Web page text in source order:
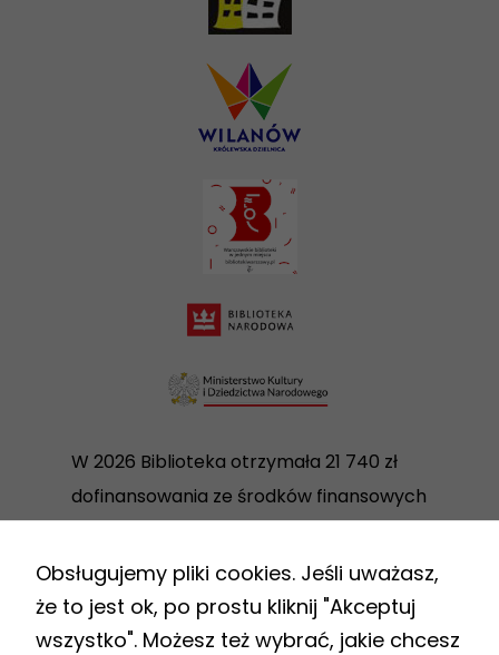
W 2026 Biblioteka otrzymała 21 740 zł
dofinansowania ze środków finansowych
Narodowego w ramach realizacji
Programu Biblioteki Narodowej „Zakup i
zdalny dostęp do nowości
Obsługujemy pliki cookies. Jeśli uważasz,
że to jest ok, po prostu kliknij "Akceptuj
wszystko". Możesz też wybrać, jakie chcesz